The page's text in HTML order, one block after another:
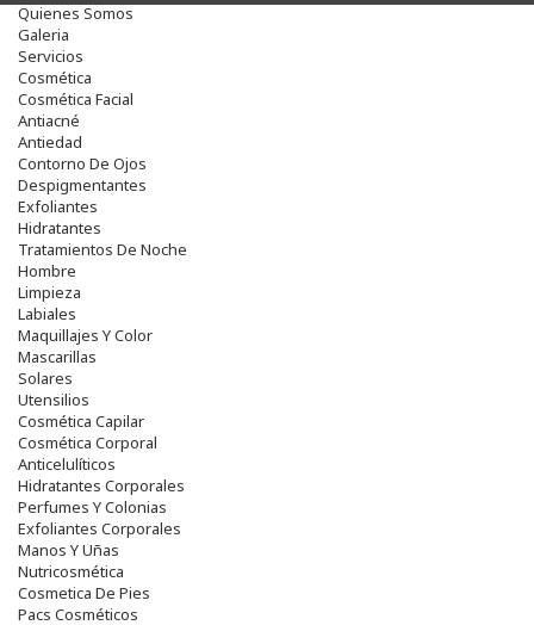
Quienes Somos
Galeria
Servicios
Cosmética
Cosmética Facial
Antiacné
Antiedad
Contorno De Ojos
Despigmentantes
Exfoliantes
Hidratantes
Tratamientos De Noche
Hombre
Limpieza
Labiales
Maquillajes Y Color
Mascarillas
Solares
Utensilios
Cosmética Capilar
Cosmética Corporal
Anticelulíticos
Hidratantes Corporales
Perfumes Y Colonias
Exfoliantes Corporales
Manos Y Uñas
Nutricosmética
Cosmetica De Pies
Pacs Cosméticos